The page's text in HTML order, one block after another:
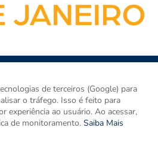
o site de notícias do Rio de Janeiro e
Rio de Janeiro e o Brasil. Aqui tem
imparcialidade. Os principais temas
de terceiros (Google) para
o tráfego. Isso é feito para
experiência ao usuário. Ao acessar,
de monitoramento. Saiba Mais